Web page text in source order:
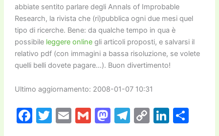
abbiate sentito parlare degli Annals of Improbable
Research, la rivista che (ri)pubblica ogni due mesi quel
tipo di ricerche. Bene: da qualche tempo in qua è
possibile leggere onlinegli articoli proposti, e salvarsi il
relativo pdf (con immagini a bassa risoluzione, se volete
quelli belli dovete pagare…). Buon divertimento!
Ultimo aggiornamento: 2008-01-07 10:31
F T E G M T C Li C